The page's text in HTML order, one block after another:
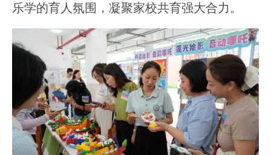
乐学的育人氛围，凝聚家校共育强大合力。